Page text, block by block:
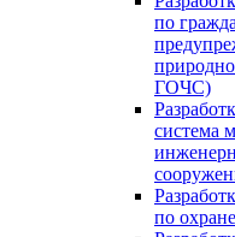
по
ГОЧС)
система
по